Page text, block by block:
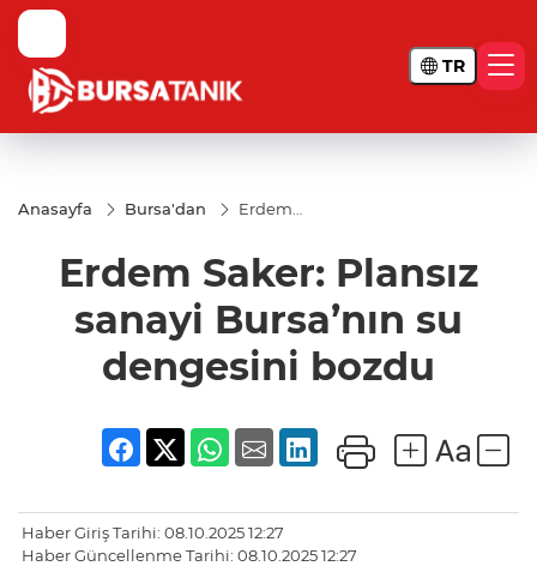
TR
Anasayfa Bursa'dan
Erdem
sanayi
Bursa’nın
su
dengesini
Erdem Saker: Plansız
sanayi Bursa’nın su
dengesini bozdu
Haber Giriş Tarihi: 08.10.2025 12:27
Haber Güncellenme Tarihi: 08.10.2025 12:27